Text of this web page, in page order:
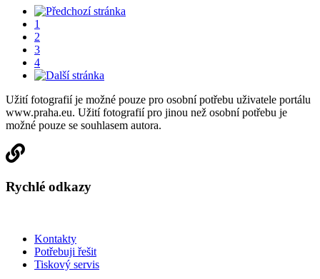
1
2
3
4
Užití fotografií je možné pouze pro osobní potřebu uživatele portálu
www.praha.eu. Užití fotografií pro jinou než osobní potřebu je
možné pouze se souhlasem autora.
Rychlé odkazy
Kontakty
Potřebuji řešit
Tiskový servis